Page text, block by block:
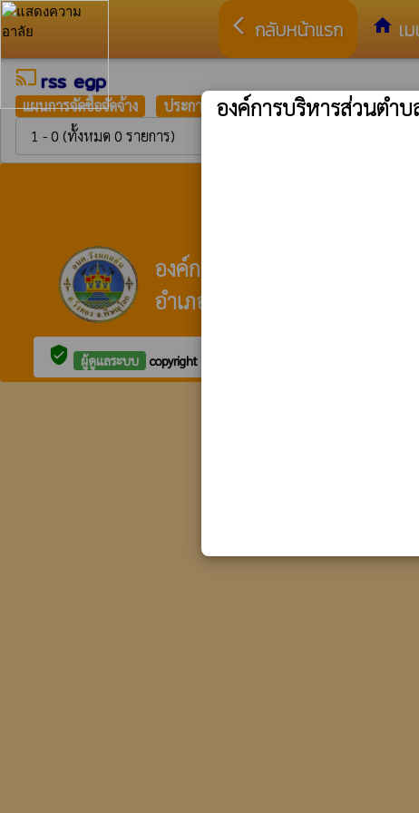
arrow_back_ios กลับหน้าแรก home เ
cast rss egp
แผนการจัดซื้อจัดจ้าง ประกาศราคากลาง ประกาศเชิญชวน
1 - 0 (ทั้งหมด 0 รายการ)
ที่อยู่ไปร
องค์การบริหารส่วนตำบลวังนกแ
อำเภอวังทอง จังหวัดพิษณุโลก
verified_user ผู้ดูแลระบบ copyright © 2025
องค์การบริหารส่วนตำ